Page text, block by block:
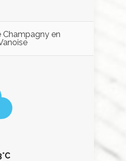
Champagny en